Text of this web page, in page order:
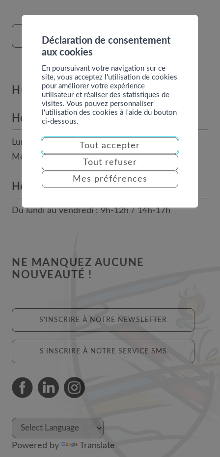
FORMULAIRE DE CONTACT
HORAIRES
Horaires des bureaux
Lundi, mardi, jeudi et vendredi : 8h - 12h
Mercredi : 14h - 17h
Horaires téléphoniques
Du lundi au vendredi : 9h-12h / 14h-17h
NE MANQUEZ AUCUNE
NOUVEAUTÉ !
S'INSCRIRE À NOTRE NEWSLETTER
S'INSCRIRE À NOTRE SERVICE SMS
Powered by Translate
Déclaration de consentement
aux cookies
En poursuivant votre navigation sur ce
site, vous acceptez l'utilisation de cookies
pour améliorer votre expérience
utilisateur et réaliser des statistiques de
visites. Vous pouvez personnaliser
l'utilisation des cookies à l'aide du bouton
ci-dessous.
Tout accepter
Tout refuser
Mes préférences